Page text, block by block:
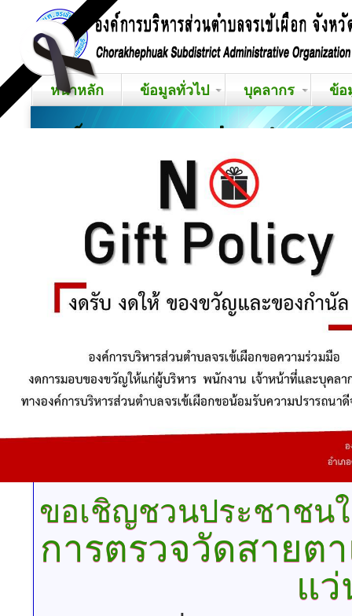
หน้าหลัก ข้อมูลทั่วไป บุคลากร ข้อ
loading images: 3/12
ขอเชิญชวนประชาชน
การตรวจวัดสายต
แ